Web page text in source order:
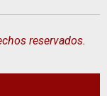
reservados.